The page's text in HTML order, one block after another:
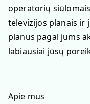
operatorių
televizijos planais ir
planus pagal jums
labiausiai jūsų
Apie mus